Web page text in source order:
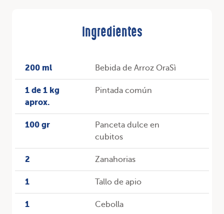
Ingredientes
200 ml Bebida de Arroz OraSì
1 de 1 kg
aprox.
Pintada común
100 gr
Panceta dulce en
cubitos
2 Zanahorias
1 Tallo de apio
1 Cebolla